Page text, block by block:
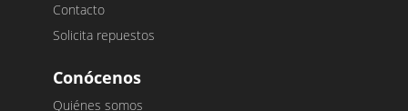
Contacto
Solicita repuestos
Conócenos
Quiénes somos